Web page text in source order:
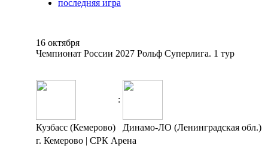
последняя игра
16 октября
Чемпионат России 2027 Рольф Суперлига. 1 тур
:
Кузбасс (Кемерово)
Динамо-ЛО (Ленинградская обл.)
г. Кемерово | СРК Арена